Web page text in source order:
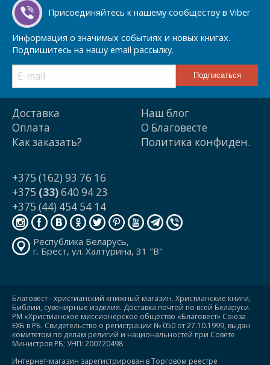
Присоединяйтесь к нашему сообществу в Viber
Информация о значимых событиях и новых книгах.
Подпишитесь на нашу email рассылку.
Доставка
Оплата
Как заказать?
Наш блог
О Благовесте
Политика конфиден.
+375 (162) 93 76 16
+375 (33)640 94 23
+375 (44) 454 54 14
Республика Беларусь,
г. Брест, ул. Халтурина, 31 "В"
Благовест - христианский книжный магазин. Христианские книги,
Библии, сувенирные изделия. Доставка почтой по всей Беларуси.
РМ «Христианское миссионерское общество «Благовест» Союза
ЕХБ в РБ. Свидетельство о регистрации № 050 от 27.10.1999, выдан
комитетом по делам религий и национальностей при Совете
Министров РБ; УНП: 200720498
Интернет-магазин зарегистрирован в Торговом реестре